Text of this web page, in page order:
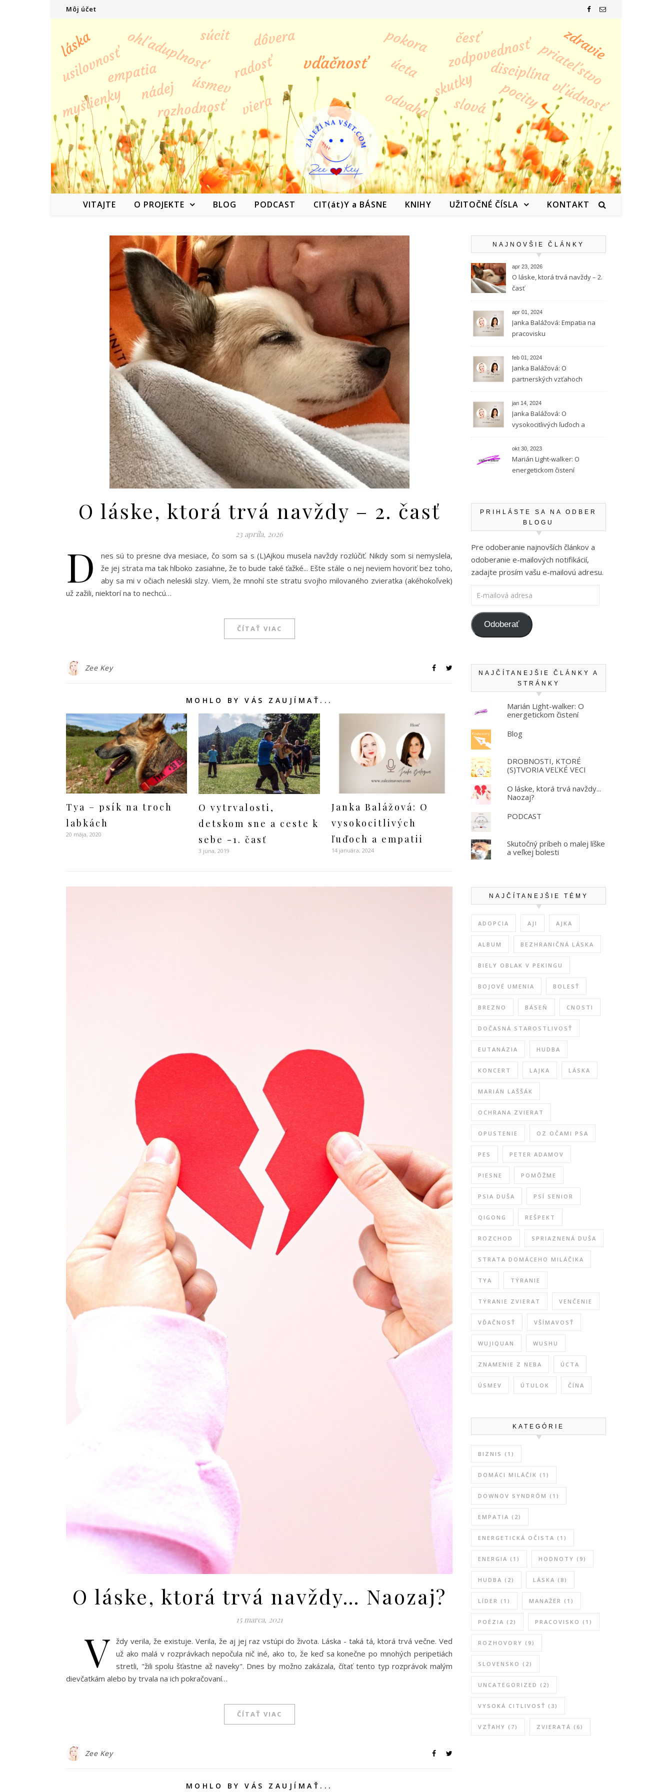
Môj účet
VITAJTE O PROJEKTE BLOG PODCAST CIT(át)Y a BÁSNE KNIHY UŽITOČNÉ ČÍSLA KONTAKT
O láske, ktorá trvá navždy – 2. časť
23 apríla, 2026
D
nes sú to presne dva mesiace, čo som sa s (L)Ajkou musela navždy rozlúčiť. Nikdy som si nemyslela,
že jej strata ma tak hlboko zasiahne, že to bude také ťažké... Ešte stále o nej neviem hovoriť bez toho,
aby sa mi v očiach neleskli slzy. Viem, že mnohí ste stratu svojho milovaného zvieratka (akéhokoľvek)
už zažili, niektorí na to nechcú…
ČÍTAŤ VIAC
Zee Key
MOHLO BY VÁS ZAUJÍMAŤ...
Tya – psík na troch
labkách
20 mája, 2020
O vytrvalosti,
detskom sne a ceste k
sebe -1. časť
3 júna, 2019
Janka Balážová: O
vysokocitlivých
ľuďoch a empatii
14 januára, 2024
O láske, ktorá trvá navždy… Naozaj?
15 marca, 2021
V ždy verila, že existuje. Verila, že aj jej raz vstúpi do života. Láska - taká tá, ktorá trvá večne. Veď
už ako malá v rozprávkach nepočula nič iné, ako to, že keď sa konečne po mnohých peripetiách
stretli, "žili spolu šťastne až naveky". Dnes by možno zakázala, čítať tento typ rozprávok malým
dievčatkám alebo by trvala na ich pokračovaní…
ČÍTAŤ VIAC
Zee Key
MOHLO BY VÁS ZAUJÍMAŤ...
NAJNOVŠIE ČLÁNKY
apr 23, 2026
O láske, ktorá trvá navždy – 2.
časť
apr 01, 2024
Janka Balážová: Empatia na
pracovisku
feb 01, 2024
Janka Balážová: O
partnerských vzťahoch
jan 14, 2024
Janka Balážová: O
vysokocitlivých ľuďoch a
okt 30, 2023
Marián Light-walker: O
energetickom čistení
PRIHLÁSTE SA NA ODBER
BLOGU
Pre odoberanie najnovších článkov a
odoberanie e-mailových notifikácií,
zadajte prosím vašu e-mailovú adresu.
E-mailová adresa
Odoberať
NAJČÍTANEJŠIE ČLÁNKY A
STRÁNKY
Marián Light-walker: O
energetickom čistení
Blog
DROBNOSTI, KTORÉ
(S)TVORIA VEĽKÉ VECI
O láske, ktorá trvá navždy...
Naozaj?
PODCAST
Skutočný príbeh o malej líške
a veľkej bolesti
NAJČÍTANEJŠIE TÉMY
ADOPCIA AJI AJKA
ALBUM BEZHRANIČNÁ LÁSKA
BIELY OBLAK V PEKINGU
BOJOVÉ UMENIA BOLESŤ
BREZNO BÁSEŇ CNOSTI
DOČASNÁ STAROSTLIVOSŤ
EUTANÁZIA HUDBA
KONCERT LAJKA LÁSKA
MARIÁN LAŠŠÁK
OCHRANA ZVIERAT
OPUSTENIE OZ OČAMI PSA
PES PETER ADAMOV
PIESNE POMÔŽME
PSIA DUŠA PSÍ SENIOR
QIGONG REŠPEKT
ROZCHOD SPRIAZNENÁ DUŠA
STRATA DOMÁCEHO MILÁČIKA
TYA TÝRANIE
TÝRANIE ZVIERAT VENČENIE
VĎAČNOSŤ VŠÍMAVOSŤ
WUJIQUAN WUSHU
ZNAMENIE Z NEBA ÚCTA
ÚSMEV ÚTULOK ČÍNA
KATEGÓRIE
BIZNIS (1)
DOMÁCI MILÁČIK (1)
DOWNOV SYNDRÓM (1)
EMPATIA (2)
ENERGETICKÁ OČISTA (1)
ENERGIA (1) HODNOTY (9)
HUDBA (2) LÁSKA (8)
LÍDER (1) MANAŽÉR (1)
POÉZIA (2) PRACOVISKO (1)
ROZHOVORY (9)
SLOVENSKO (2)
UNCATEGORIZED (2)
VYSOKÁ CITLIVOSŤ (3)
VZŤAHY (7) ZVIERATÁ (6)